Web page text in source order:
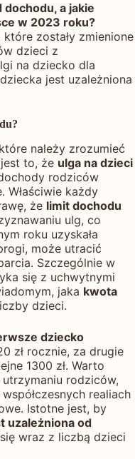
dochodu, a jakie
w 2023 roku?
zostały zmienione
dzieci z
na dziecko dla
jest uzależniona
należy zrozumieć
to, że ulga na dzieci
rodziców
Właściwie każdy
że limit dochodu
ulg, co
roku uzyskała
może utracić
Szczególnie w
się z uchwytnymi
jaka kwota
dzieci.
dziecko
zł rocznie, za drugie
1300 zł. Warto
rodziców,
realiach
Istotne jest, by
uzależniona od
wraz z liczbą dzieci